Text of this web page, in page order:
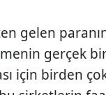
gelen
gerçek
için birden